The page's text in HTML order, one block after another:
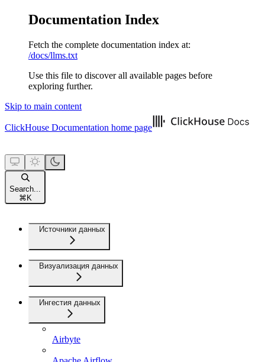
Documentation Index
Fetch the complete documentation index at:
/docs/llms.txt
Use this file to discover all available pages before
exploring further.
Skip to main content
ClickHouse Documentation home page
Search...
⌘ K
Источники данных
Визуализация данных
Ингестия данных
Airbyte